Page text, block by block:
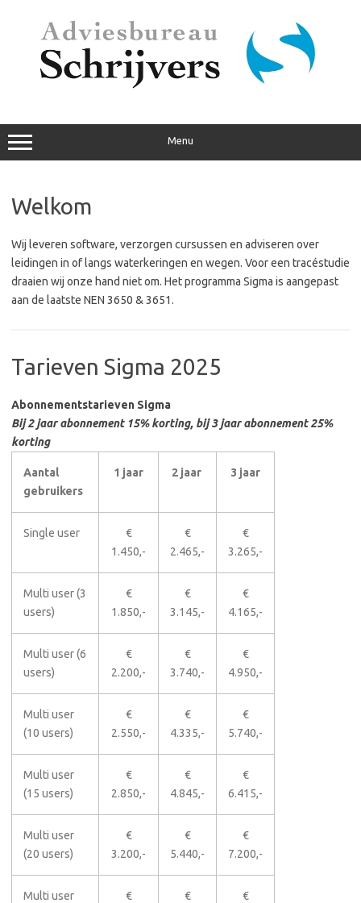
Menu
Welkom
Wij leveren software, verzorgen cursussen en adviseren over
leidingen in of langs waterkeringen en wegen. Voor een tracéstudie
draaien wij onze hand niet om. Het programma Sigma is aangepast
aan de laatste NEN 3650 & 3651.
Tarieven Sigma 2025
Abonnementstarieven Sigma
Bij 2 jaar abonnement 15% korting, bij 3 jaar abonnement 25%
korting
Aantal
gebruikers
1 jaar 2 jaar 3 jaar
Single user
€
1.450,-
€
2.465,-
€
3.265,-
Multi user (3
users)
€
1.850,-
€
3.145,-
€
4.165,-
Multi user (6
users)
€
2.200,-
€
3.740,-
€
4.950,-
Multi user
(10 users)
€
2.550,-
€
4.335,-
€
5.740,-
Multi user
(15 users)
€
2.850,-
€
4.845,-
€
6.415,-
Multi user
(20 users)
€
3.200,-
€
5.440,-
€
7.200,-
Multi user
€
€
€